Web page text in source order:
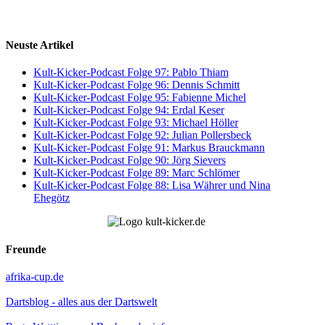
Neuste Artikel
Kult-Kicker-Podcast Folge 97: Pablo Thiam
Kult-Kicker-Podcast Folge 96: Dennis Schmitt
Kult-Kicker-Podcast Folge 95: Fabienne Michel
Kult-Kicker-Podcast Folge 94: Erdal Keser
Kult-Kicker-Podcast Folge 93: Michael Höller
Kult-Kicker-Podcast Folge 92: Julian Pollersbeck
Kult-Kicker-Podcast Folge 91: Markus Brauckmann
Kult-Kicker-Podcast Folge 90: Jörg Sievers
Kult-Kicker-Podcast Folge 89: Marc Schlömer
Kult-Kicker-Podcast Folge 88: Lisa Währer und Nina
Ehegötz
Freunde
afrika-cup.de
Dartsblog - alles aus der Dartswelt